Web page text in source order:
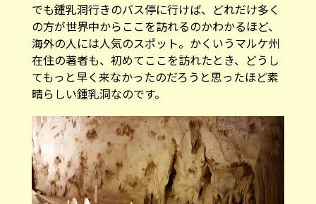
でも鍾乳洞行きのバス停に行けば、どれだけ多く
の方が世界中からここを訪れるのかわかるほど、
海外の人には人気のスポット。かくいうマルケ州
在住の著者も、初めてここを訪れたとき、どうし
てもっと早く来なかったのだろうと思ったほど素
晴らしい鍾乳洞なのです。